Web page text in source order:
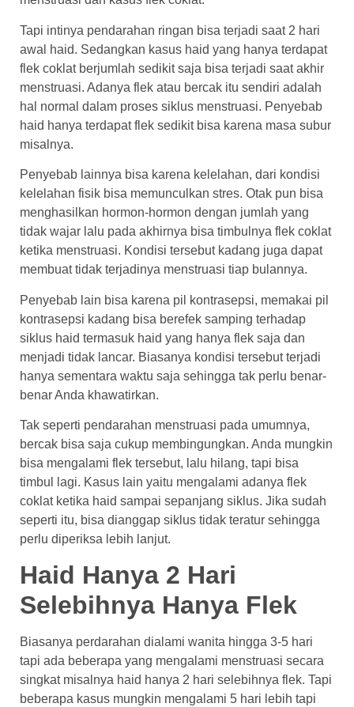
Tapi intinya pendarahan ringan bisa terjadi saat 2 hari
awal haid. Sedangkan kasus haid yang hanya terdapat
flek coklat berjumlah sedikit saja bisa terjadi saat akhir
menstruasi. Adanya flek atau bercak itu sendiri adalah
hal normal dalam proses siklus menstruasi. Penyebab
haid hanya terdapat flek sedikit bisa karena masa subur
misalnya.
Penyebab lainnya bisa karena kelelahan, dari kondisi
kelelahan fisik bisa memunculkan stres. Otak pun bisa
menghasilkan hormon-hormon dengan jumlah yang
tidak wajar lalu pada akhirnya bisa timbulnya flek coklat
ketika menstruasi. Kondisi tersebut kadang juga dapat
membuat tidak terjadinya menstruasi tiap bulannya.
Penyebab lain bisa karena pil kontrasepsi, memakai pil
kontrasepsi kadang bisa berefek samping terhadap
siklus haid termasuk haid yang hanya flek saja dan
menjadi tidak lancar. Biasanya kondisi tersebut terjadi
hanya sementara waktu saja sehingga tak perlu benar-
benar Anda khawatirkan.
Tak seperti pendarahan menstruasi pada umumnya,
bercak bisa saja cukup membingungkan. Anda mungkin
bisa mengalami flek tersebut, lalu hilang, tapi bisa
timbul lagi. Kasus lain yaitu mengalami adanya flek
coklat ketika haid sampai sepanjang siklus. Jika sudah
seperti itu, bisa dianggap siklus tidak teratur sehingga
perlu diperiksa lebih lanjut.
Haid Hanya 2 Hari
Selebihnya Hanya Flek
Biasanya perdarahan dialami wanita hingga 3-5 hari
tapi ada beberapa yang mengalami menstruasi secara
singkat misalnya haid hanya 2 hari selebihnya flek. Tapi
beberapa kasus mungkin mengalami 5 hari lebih tapi